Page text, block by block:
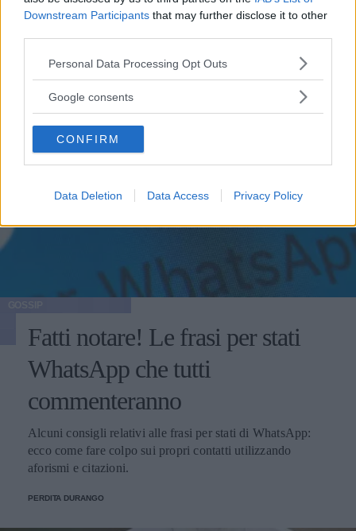
Downstream Participants that may further disclose it to other
Please note that this website/app uses one or more Google
not limited to your visit or usage behaviour. You may click to
use your data for below specified purposes in below Google
consent section.
Personal Data Processing Opt Outs
Google consents
CONFIRM
Data Deletion Data Access Privacy Policy
Fatti notare! Le frasi per stati
WhatsApp che tutti
commenteranno
Alcuni consigli relativi alle frasi per stati di WhatsApp:
ecco come fare colpo sui propri contatti utilizzando
aforismi e citazioni.
PERDITA DURANGO